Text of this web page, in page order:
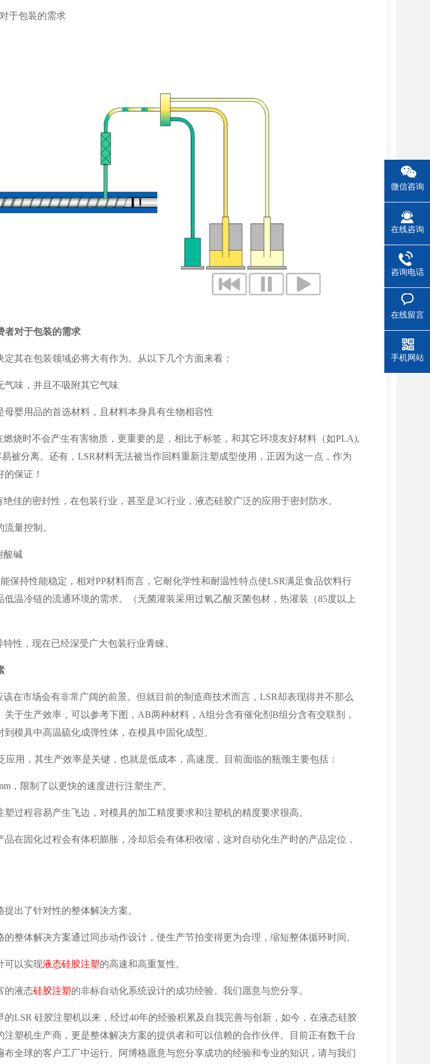
于包装的需求
者对于包装的需求
定其在包装领域必将大有作为。从以下几个方面来看：
气味，并且不吸附其它气味
母婴用品的首选材料，且材料本身具有生物相容性
烧时不会产生有害物质，更重要的是，相比于标签，和其它环境友好材料（如PLA),
被分离。还有，LSR材料无法被当作回料重新注塑成型使用，正因为这一点，作为
保证！
佳的密封性，在包装行业，甚至是3C行业，液态硅胶广泛的应用于密封防水。
量控制。
酸碱
保持性能稳定，相对PP材料而言，它耐化学性和耐温性特点使LSR满足食品饮料行
温冷链的流通环境的需求。（无菌灌装采用过氧乙酸灭菌包材，热灌装（85度以上
性，现在已经深受广大包装行业青睐。
在市场会有非常广阔的前景。但就目前的制造商技术而言，LSR却表现得并不那么
于生产效率，可以参考下图，AB两种材料，A组分含有催化剂B组分含有交联剂，
模具中高温硫化成弹性体，在模具中固化成型。
应用，其生产效率是关键，也就是低成本，高速度。目前面临的瓶颈主要包括：
，限制了以更快的速度进行注塑生产。
过程容易产生飞边，对模具的加工精度要求和注塑机的精度要求很高。
品在固化过程会有体积膨胀，冷却后会有体积收缩，这对自动化生产时的产品定位，
出了针对性的整体解决方案。
整体解决方案通过同步动作设计，使生产节拍变得更为合理，缩短整体循环时间。
可以实现液态硅胶注塑的高速和高重复性。
的液态硅胶注塑的非标自动化系统设计的成功经验。我们愿意与您分享。
的LSR 硅胶注塑机以来，经过40年的经验积累及自我完善与创新，如今，在液态硅胶
塑机生产商，更是整体解决方案的提供者和可以信赖的合作伙伴。目前正有数千台
布全球的客户工厂中运行。阿博格愿意与您分享成功的经验和专业的知识，请与我们
微信咨询
在线咨询
咨询电话
在线留言
手机网站